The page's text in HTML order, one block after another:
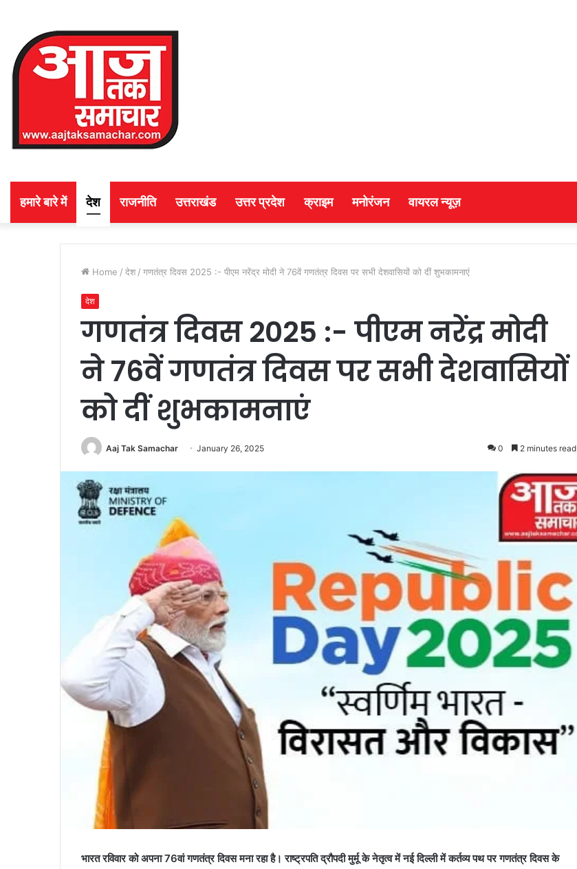
हमारे बारे में देश राजनीति उत्तराखंड उत्तर प्रदेश क्राइम मनोरंजन वायरल न्यूज़
Home / देश / गणतंत्र दिवस 2025 :- पीएम नरेंद्र मोदी ने 76वें गणतंत्र दिवस पर सभी देशवासियों को दीं शुभकामनाएं
देश
गणतंत्र दिवस 2025 :- पीएम नरेंद्र मोदी
ने 76वें गणतंत्र दिवस पर सभी देशवासियों
को दीं शुभकामनाएं
Aaj Tak Samachar January 26, 2025 0 2 minutes read
भारत रविवार को अपना 76वां गणतंत्र दिवस मना रहा है। राष्ट्रपति द्रौपदी मुर्मू के नेतृत्व में नई दिल्ली में कर्तव्य पथ पर गणतंत्र दिवस के